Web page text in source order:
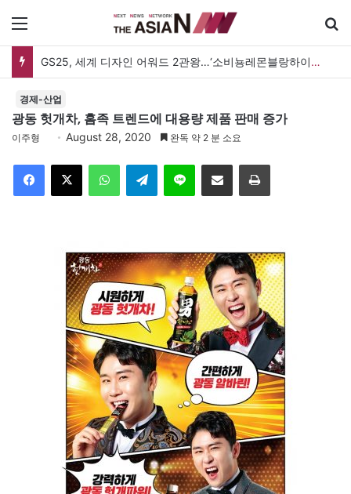
GS25, 세계 디자인 어워드 2관왕…‘소비뇽레몬블랑하이볼’ 디자인 경쟁력 인정
경제-산업
광동 헛개차, 홈족 트렌드에 대용량 제품 판매 증가
이주형 August 28, 2020 완독 약 2 분 소요
Telegram 이메일